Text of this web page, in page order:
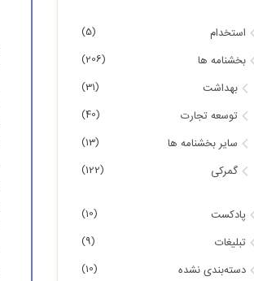
استخدام (5)
بخشنامه ها (206)
بهداشت (31)
توسعه تجارت (40)
سایر بخشنامه ها (13)
گمرکی (122)
پادکست (10)
تبلیغات (9)
دسته‌بندی نشده (10)